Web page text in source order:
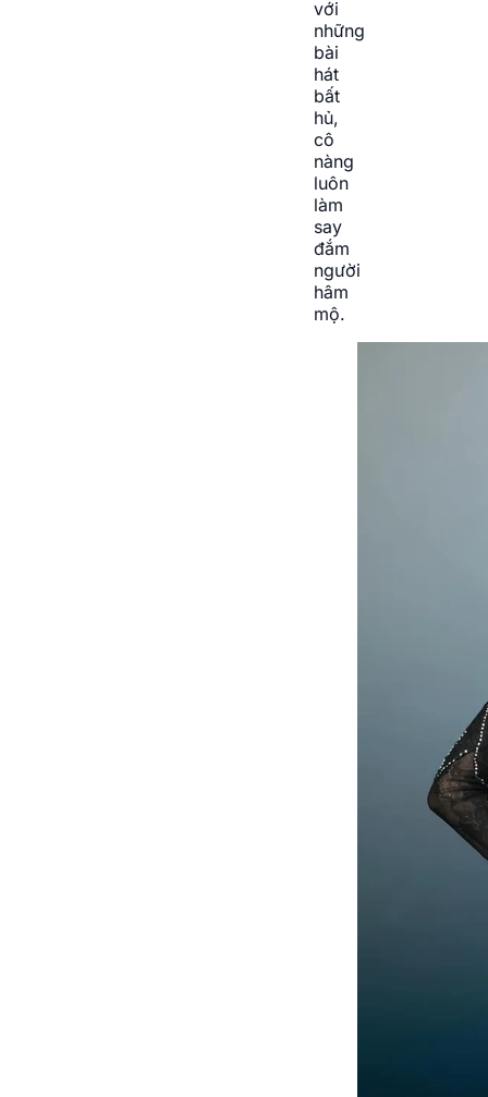
với
những
bài
hát
bất
hủ,
cô
nàng
luôn
làm
say
đắm
người
hâm
mộ.